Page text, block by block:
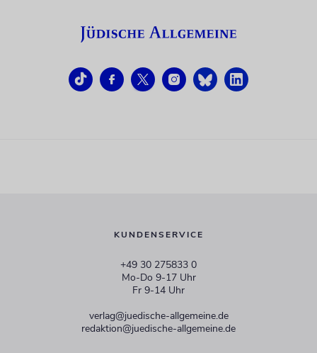
KUNDENSERVICE
+49 30 275833 0
Mo-Do 9-17 Uhr
Fr 9-14 Uhr
verlag@juedische-allgemeine.de
redaktion@juedische-allgemeine.de